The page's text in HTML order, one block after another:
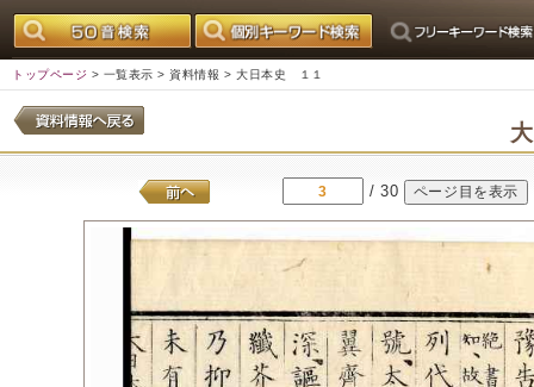
トップページ > 一覧表示 > 資料情報 > 大日本史 １１
/ 30